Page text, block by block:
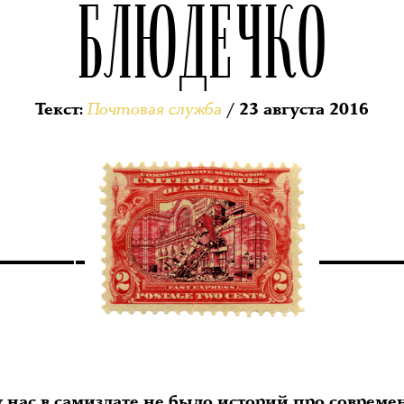
БЛЮДЕЧКО
Текст:Почтовая служба / 23 августа 2016